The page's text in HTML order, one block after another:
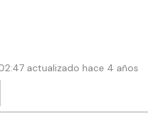
actualizado hace 4 años